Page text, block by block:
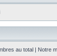
au total | Notre